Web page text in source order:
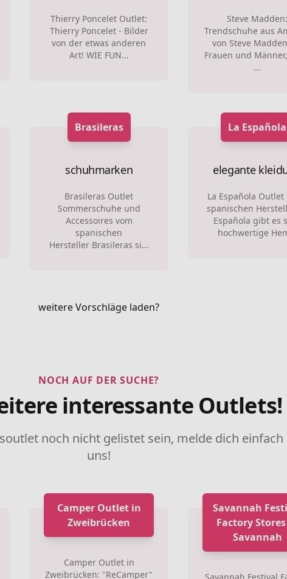
Thierry Poncelet Outlet:
Thierry Poncelet - Bilder
von der etwas anderen
Art! WIE FUN...
Steve Madden:
Trendschuhe aus
von Steve
Frauen und
...
Brasileras
schuhmarken
Brasileras Outlet
Sommerschuhe und
Accessoires vom
spanischen
Hersteller Brasileras si...
La Española
elegante
La Española Outlet
spanischen
Española gibt es
hochwertige
weitere Vorschläge laden?
NOCH AUF DER SUCHE?
interessante Outlets!
noch nicht gelistet sein, melde dich einfach
uns!
Camper Outlet in
Zweibrücken
Camper Outlet in
Zweibrücken: "ReCamper"
Savannah
Factory
Savannah